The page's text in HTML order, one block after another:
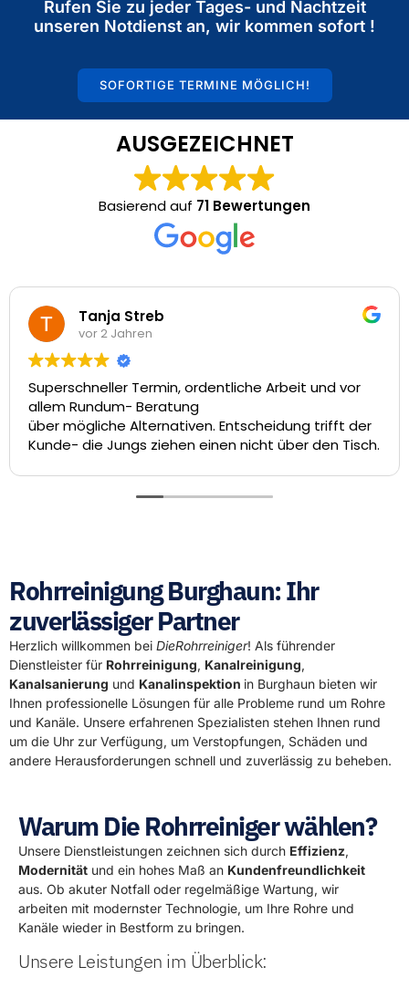
Rufen Sie zu jeder Tages- und Nachtzeit
unseren Notdienst an, wir kommen sofort !
SOFORTIGE TERMINE MÖGLICH!
AUSGEZEICHNET
Basierend auf 71 Bewertungen
Tanja Streb
vor 2 Jahren
Termin, ordentliche Arbeit und vor
Rundum- Beratung
mögliche Alternativen. Entscheidung trifft der
die Jungs ziehen einen nicht über den Tisch.
Rohrreinigung Burghaun: Ihr
zuverlässiger Partner
Herzlich willkommen bei DieRohrreiniger! Als führender
Dienstleister für Rohrreinigung, Kanalreinigung,
Kanalsanierung und Kanalinspektion in Burghaun bieten wir
Ihnen professionelle Lösungen für alle Probleme rund um Rohre
und Kanäle. Unsere erfahrenen Spezialisten stehen Ihnen rund
um die Uhr zur Verfügung, um Verstopfungen, Schäden und
andere Herausforderungen schnell und zuverlässig zu beheben.
Warum Die Rohrreiniger wählen?
Unsere Dienstleistungen zeichnen sich durch Effizienz,
Modernität und ein hohes Maß an Kundenfreundlichkeit
aus. Ob akuter Notfall oder regelmäßige Wartung, wir
arbeiten mit modernster Technologie, um Ihre Rohre und
Kanäle wieder in Bestform zu bringen.
Unsere Leistungen im Überblick: